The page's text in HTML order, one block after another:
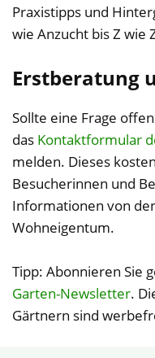
Praxistipps und
wie Anzucht bis Z wie
Erstberatung
Sollte eine Frage
das Kontaktformular
melden. Dieses
Besucherinnen und
Informationen von
Wohneigentum.
Tipp: Abonnieren Sie
Garten-Newsletter.
Gärtnern sind